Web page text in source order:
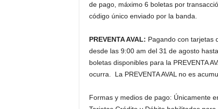
de pago, máximo 6 boletas por
código único enviado por la banda.
PREVENTA AVAL: Pagando con tarjetas
desde las 9:00 am del 31 de agosto
boletas disponibles para la PREVENTA
ocurra. La PREVENTA AVAL no es
Formas y medios de pago: Únicamente